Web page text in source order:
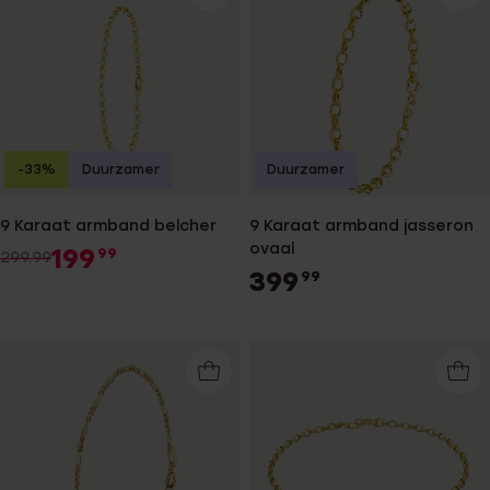
9 Karaat armband belcher
299.99199 99
-33% Duurzamer
9 Karaat armband jasseron
ovaal
399 99
Duurzamer